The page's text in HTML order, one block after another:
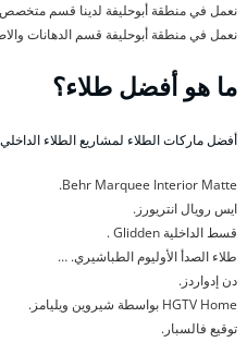
نعمل في منطقة أبوحليفة لدينا قسم متخصص
نعمل في منطقة أبوحليفة قسم الدهانات
ما هو أفضل طلاء؟
أفضل ماركات الطلاء لمشاريع الطلاء الداخلي
Behr Marquee Interior Matte.
ايس رويال انتريورز.
قسط الداخلية Glidden .
طلاء الصدأ الأوليوم الطباشيري. …
دن إدواردز.
HGTV Home بواسطة شيروين ويليامز.
توقيع فالسبار.